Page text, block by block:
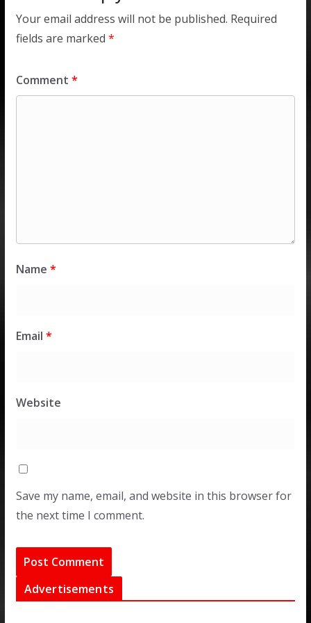
Your email address will not be published. Required
fields are marked *
Comment *
Name *
Email *
Website
Save my name, email, and website in this browser for
the next time I comment.
Advertisements